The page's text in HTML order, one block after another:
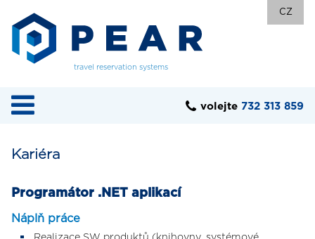
travel reservation systems
CZ
volejte 732 313 859
Kariéra
Programátor .NET aplikací
Náplň práce